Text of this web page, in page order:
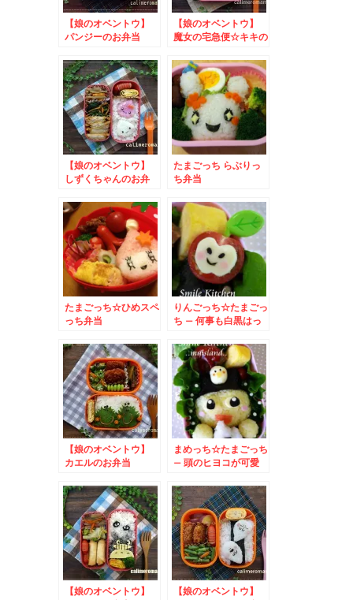
【娘のオベントウ】
パンジーのお弁当
SNSプレゼントキャ
ンペーン
【娘のオベントウ】
魔女の宅急便☆キキの
バレンタインキャンペ
ーン
【娘のオベントウ】
しずくちゃんのお弁
ーズ写真投稿キャンペ
ーン
たまごっち らぶりっ
ち弁当
たまごっち☆ひめスペ
っち弁当
りんごっち☆たまごっ
ち – 何事も白黒はっ
ん♪
【娘のオベントウ】
カエルのお弁当
きイースターキャンペ
ーン
まめっち☆たまごっち
– 頭のヒヨコが可愛
弁当
【娘のオベントウ】
【娘のオベントウ】